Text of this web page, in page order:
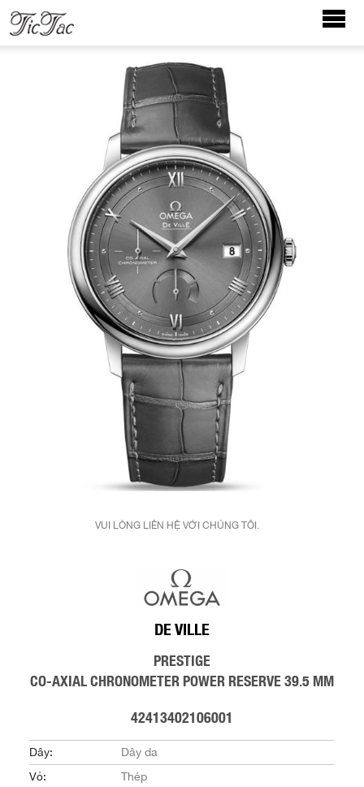
VUI LÒNG LIÊN HỆ VỚI CHÚNG TÔI.
DE VILLE
PRESTIGE
CO-AXIAL CHRONOMETER POWER RESERVE 39.5 MM
42413402106001
Dây:
Dây da
Vỏ:
Thép